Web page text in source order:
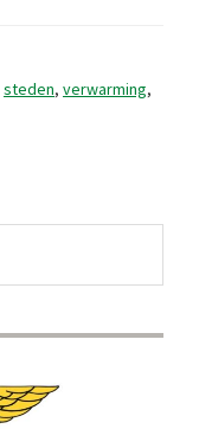
steden, verwarming,